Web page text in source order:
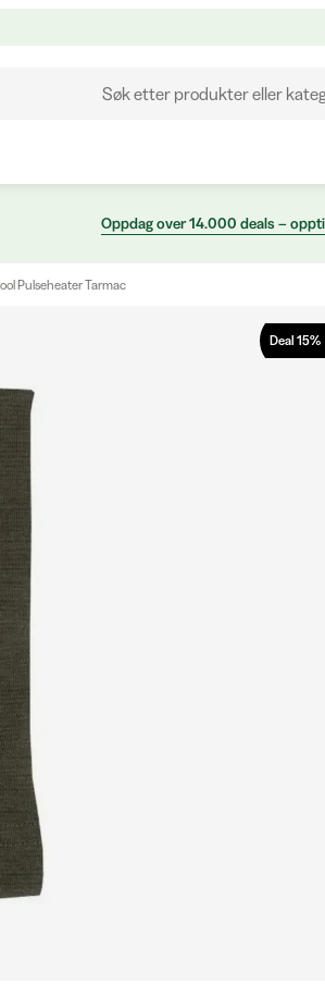
Søk etter produkter eller
Oppdag over 14.000 deals –
Pulseheater Tarmac
Deal 15%